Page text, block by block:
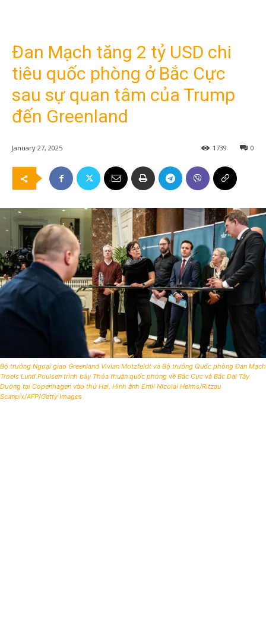
Đan Mạch tăng 2 tỷ USD chi
tiêu quốc phòng ở Bắc Cực
sau sự quan tâm của Trump
đến Greenland
January 27, 2025 0
1739
Bộ trưởng Ngoại giao Greenland Vivian Motzfeldt và Bộ trưởng Quốc phòng Đan Mạch
Troels Lund Poulsen trình bày Thỏa thuận quốc phòng về Bắc Cực và Bắc Đại Tây
Dương tại Copenhagen vào thứ Hai. Hình ảnh Emil Nicolai Helms/Ritzau
Scanpix/AFP/Getty Images